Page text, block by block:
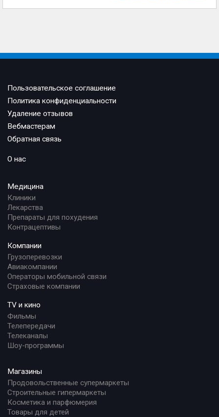
Пользовательское соглашение
Политика конфиденциальности
Удаление отзывов
Вебмастерам
Обратная связь
О нас
Медицина
Клиники
Лекарства
Препараты для похудения
Контрацептивы
Компании
Грузоперевозки
Авиакомпании
Операторы мобильной связи
Страховые компании
TV и кино
Фильмы
Телепередачи
Телеканалы
Шоу-программы
Магазины
Продовольственные супермаркеты
Строительные гипермаркеты
Косметика и парфюмерия
Товары для детей